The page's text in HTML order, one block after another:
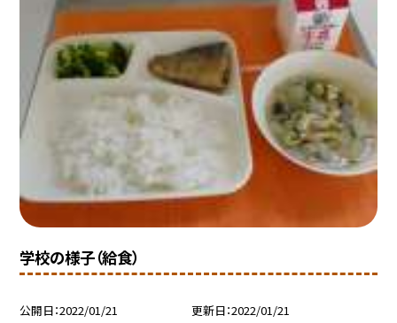
学校の様子（給食）
公開日 2022/01/21 更新日 2022/01/21